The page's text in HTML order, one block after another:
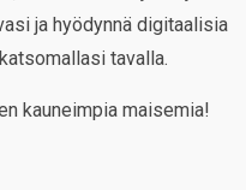
ja hyödynnä digitaalisia
tavalla.
kauneimpia maisemia!